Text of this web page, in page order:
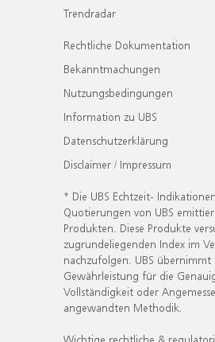
Trendradar
Rechtliche Dokumentation
Bekanntmachungen
Nutzungsbedingungen
Information zu UBS
Datenschutzerklärung
Disclaimer / Impressum
* Die UBS Echtzeit-
Quotierungen von UBS
Produkten. Diese Produkte
zugrundeliegenden Index im
nachzufolgen. UBS übernimmt
Gewährleistung für die
Vollständigkeit oder
angewandten Methodik.